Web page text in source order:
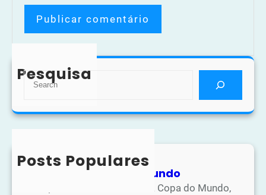
Pesquisa
S
r
Posts Populares
Atividades Copa do Mundo
Na apostila de atividades da Copa do Mundo,